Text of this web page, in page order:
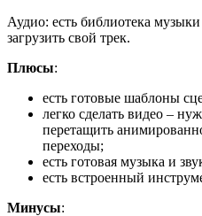
Аудио: есть библиотека
загрузить свой трек.
Плюсы:
есть готовые шаблоны
легко сделать видео –
перетащить
переходы;
есть готовая музыка и
есть встроенный
Минусы: